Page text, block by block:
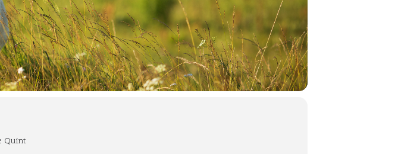
Quint